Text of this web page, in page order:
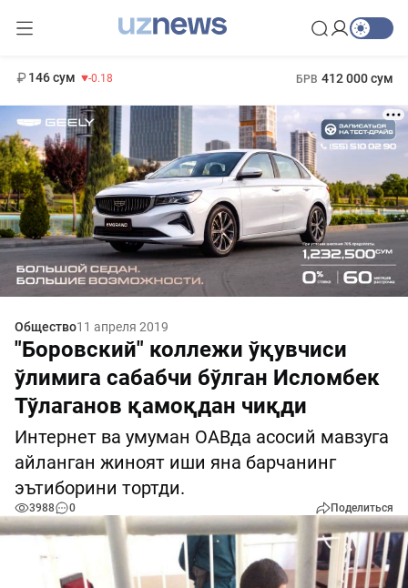
146 сум -0.18 БРВ 412 000 сум
Общество11 апреля 2019
"Боровский" коллежи ўқувчиси
ўлимига сабабчи бўлган Исломбек
Тўлаганов қамоқдан чиқди
Интернет ва умуман ОАВда асосий мавзуга
айланган жиноят иши яна барчанинг
эътиборини тортди.
3988 0 Поделиться